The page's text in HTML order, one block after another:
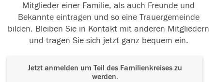
Mitglieder einer Familie, als auch Freunde und
Bekannte eintragen und so eine Trauergemeinde
bilden. Bleiben Sie in Kontakt mit anderen Mitgliedern
und tragen Sie sich jetzt ganz bequem ein.
Jetzt anmelden um Teil des Familienkreises zu
werden.